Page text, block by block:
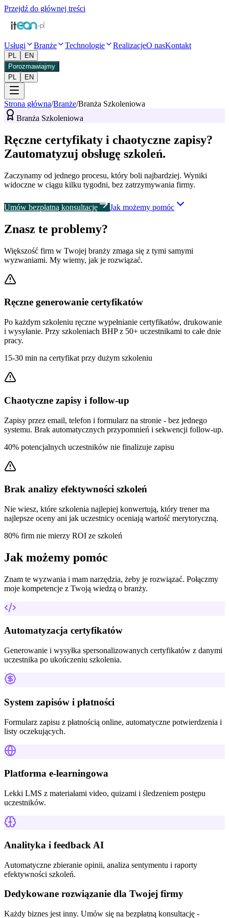
Przejdź do głównej treści
Usługi Branże Technologie RealizacjeO nasKontakt
PL
EN
Porozmawiajmy
PL
EN
Strona główna/Branże/Branża Szkoleniowa
Branża Szkoleniowa
Ręczne certyfikaty i chaotyczne zapisy?
Zautomatyzuj obsługę szkoleń.
Zaczynamy od jednego procesu, który boli najbardziej. Wyniki
widoczne w ciągu kilku tygodni, bez zatrzymywania firmy.
Umów bezpłatną konsultację Jak możemy pomóc
Znasz te problemy?
Większość firm w Twojej branży zmaga się z tymi samymi
wyzwaniami. My wiemy, jak je rozwiązać.
Ręczne generowanie certyfikatów
Po każdym szkoleniu ręczne wypełnianie certyfikatów, drukowanie
i wysyłanie. Przy szkoleniach BHP z 50+ uczestnikami to całe dnie
pracy.
15-30 min na certyfikat przy dużym szkoleniu
Chaotyczne zapisy i follow-up
Zapisy przez email, telefon i formularz na stronie - bez jednego
systemu. Brak automatycznych przypomnień i sekwencji follow-up.
40% potencjalnych uczestników nie finalizuje zapisu
Brak analizy efektywności szkoleń
Nie wiesz, które szkolenia najlepiej konwertują, który trener ma
najlepsze oceny ani jak uczestnicy oceniają wartość merytoryczną.
80% firm nie mierzy ROI ze szkoleń
Jak możemy pomóc
Znam te wyzwania i mam narzędzia, żeby je rozwiązać. Połączmy
moje kompetencje z Twoją wiedzą o branży.
Automatyzacja certyfikatów
Generowanie i wysyłka spersonalizowanych certyfikatów z danymi
uczestnika po ukończeniu szkolenia.
System zapisów i płatności
Formularz zapisu z płatnością online, automatyczne potwierdzenia i
listy oczekujących.
Platforma e-learningowa
Lekki LMS z materiałami video, quizami i śledzeniem postępu
uczestników.
Analityka i feedback AI
Automatyczne zbieranie opinii, analiza sentymentu i raporty
efektywności szkoleń.
Dedykowane rozwiązanie dla Twojej firmy
Każdy biznes jest inny. Umów się na bezpłatną konsultację -